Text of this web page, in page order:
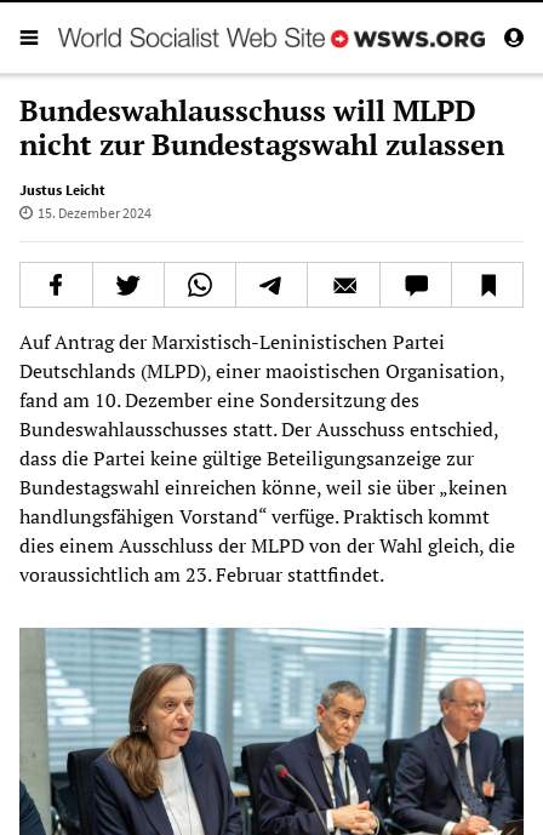
Bundeswahlausschuss will MLPD
nicht zur Bundestagswahl zulassen
Justus Leicht
15. Dezember 2024
Auf Antrag der Marxistisch-Leninistischen Partei
Deutschlands (MLPD), einer maoistischen Organisation,
fand am 10. Dezember eine Sondersitzung des
Bundeswahlausschusses statt. Der Ausschuss entschied,
dass die Partei keine gültige Beteiligungsanzeige zur
Bundestagswahl einreichen könne, weil sie über „keinen
handlungsfähigen Vorstand“ verfüge. Praktisch kommt
dies einem Ausschluss der MLPD von der Wahl gleich, die
voraussichtlich am 23. Februar stattfindet.